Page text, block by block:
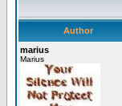
Author
marius
Marius